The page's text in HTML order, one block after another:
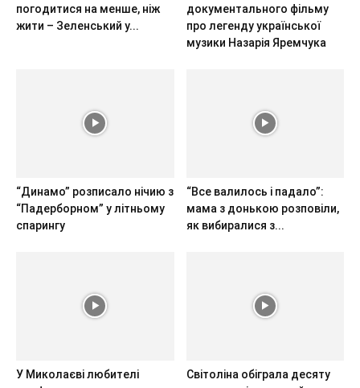
погодитися на менше, ніж
жити – Зеленський у...
документального фільму
про легенду української
музики Назарія Яремчука
“Динамо” розписало нічию з
“Падерборном” у літньому
спарингу
“Все валилось і падало”:
мама з донькою розповіли,
як вибиралися з...
У Миколаєві любителі
Світоліна обіграла десяту